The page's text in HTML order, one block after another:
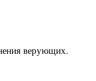
верующих.